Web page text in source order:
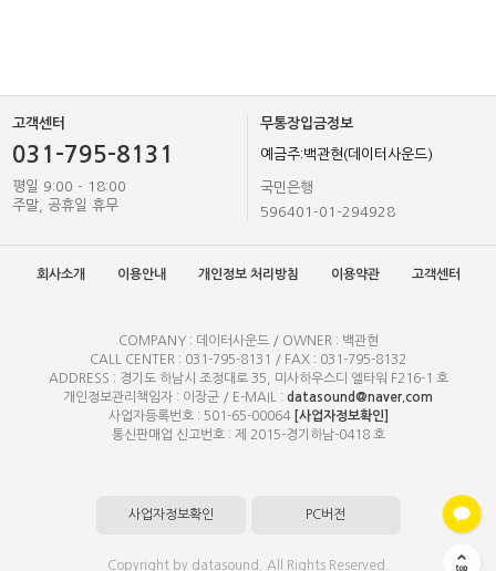
고객센터
031-795-8131
평일 9:00 - 18:00
주말, 공휴일 휴무
무통장입금정보
예금주:백관현(데이터사운드)
국민은행
596401-01-294928
회사소개 이용안내 개인정보 처리방침 이용약관 고객센터
COMPANY : 데이터사운드 / OWNER : 백관현
CALL CENTER : 031-795-8131 / FAX : 031-795-8132
ADDRESS : 경기도 하남시 조정대로 35, 미사하우스디 엘타워 F216-1 호
개인정보관리책임자 : 이장군 / E-MAIL : datasound@naver.com
사업자등록번호 : 501-65-00064 [사업자정보확인]
통신판매업 신고번호 : 제 2015-경기하남-0418 호
사업자정보확인 PC버전
Copyright by datasound. All Rights Reserved.